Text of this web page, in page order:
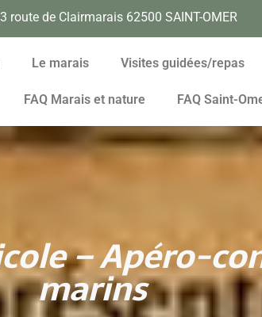
route de Clairmarais 62500 SAINT-OMER
Le marais Visites guidées/repas
FAQ Marais et nature FAQ Saint-
– Apéro-
marins